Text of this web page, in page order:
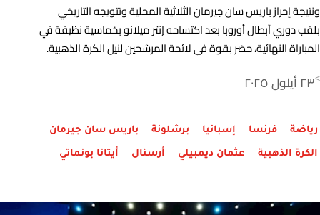
ونتيجة إحراز باريس سان جيرمان الثلاثية المحلية وتتويجه التاريخي
بلقب دوري أبطال أوروبا بعد اكتساحه إنتر ميلانو بخماسية نظيفة في
المباراة النهائية، حضر بقوة في لائحة المرشحين لنيل الكرة الذهبية.
الباريسي
>٢٣ أيلول ٢٠٢٥
رياضة فرنسا إسبانيا برشلونة باريس سان جيرمان
الكرة الذهبية عثمان ديمبيلي أرسنال أيتانا بونماتي